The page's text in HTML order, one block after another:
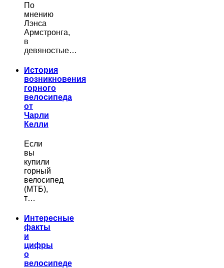
По
мнению
Лэнса
Армстронга,
в
девяностые…
История
возникновения
горного
велосипеда
от
Чарли
Келли
Если
вы
купили
горный
велосипед
(МТБ),
т…
Интересные
факты
и
цифры
о
велосипеде